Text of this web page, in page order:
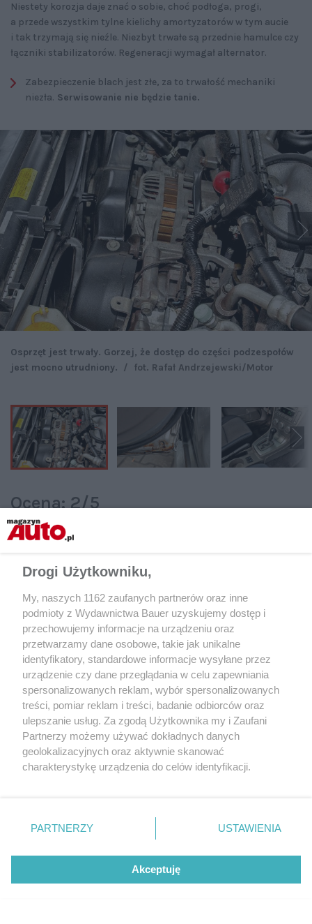
Niestety korozja daje znać o sobie, choć podłoga, progi,
a przede wszystkim tylne kielichy amortyzatorów w tym aucie
i tak trzymają się nieźle. Niezbyt trwałe są przednie hamulce czy
łączniki stabilizatorów. Regeneracji wymagał alternator.
Zabezpieczenie blach jest złe, za to trwałość mechaniki
niezła. Serwisowanie nie będzie tanie.
Osprzęt jest trwały. Gorzej, że dostęp do części podzespołów
jest mocno utrudniony. / fot. Rafał Andrzejewski/Motor
Ocena: 2/5
Czytaj także:
UŻYWANE
Auta marzeń w zasięgu ręki –
przegląd modeli, ceny, zalety,
wady
Używane Subaru Forester II:
co jest udanym pomysłem,
a co irytuje?
Bardzo sprawny napęd 4x4
Drogi Użytkowniku,
My, naszych 1162 zaufanych partnerów oraz inne
podmioty z Wydawnictwa Bauer uzyskujemy dostęp i
przechowujemy informacje na urządzeniu oraz
przetwarzamy dane osobowe, takie jak unikalne
identyfikatory, standardowe informacje wysyłane przez
urządzenie czy dane przeglądania w celu zapewniania
spersonalizowanych reklam, wybór spersonalizowanych
treści, pomiar reklam i treści, badanie odbiorców oraz
ulepszanie usług. Za zgodą Użytkownika my i Zaufani
Partnerzy możemy używać dokładnych danych
geolokalizacyjnych oraz aktywnie skanować
charakterystykę urządzenia do celów identyfikacji.
zmienić/wycofać klikając przycisk ustawień prywatności
znajdujący się w lewym dolnym rogu strony
rodzaje przetwarzania danych nie wymagają zgody
użytkownika, ale masz prawo sprzeciwić się takiemu
PARTNERZY USTAWIENIA
Akceptuję